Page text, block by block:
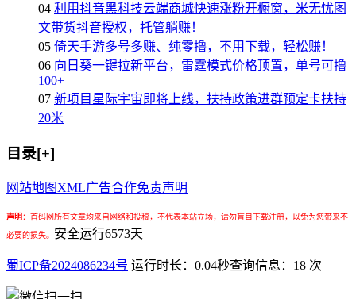
04 利用抖音黑科技云端商城快速涨粉开橱窗，米无忧图
文带货抖音授权，托管躺赚！
05 倚天手游多号多赚、纯零撸，不用下载，轻松赚！
06 向日葵一键拉新平台，雷霆模式价格顶置，单号可撸
100+
07 新项目星际宇宙即将上线，扶持政策进群预定卡扶持
20米
目录[+]
网站地图 XML广告合作免责声明
声明： 首码网所有文章均来自网络和投稿，不代表本站立场，请勿盲目下载注册，以免为您带来不
必要的损失。 安全运行6573天
蜀ICP备2024086234号 运行时长：0.04秒查询信息：18 次